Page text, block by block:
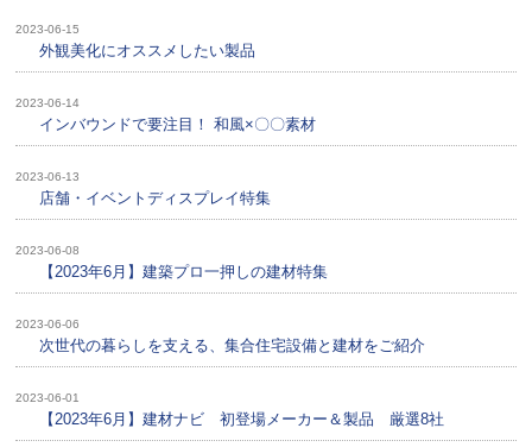
2023-06-15
外観美化にオススメしたい製品
2023-06-14
インバウンドで要注目！ 和風×〇〇素材
2023-06-13
店舗・イベントディスプレイ特集
2023-06-08
【2023年6月】建築プロ一押しの建材特集
2023-06-06
次世代の暮らしを支える、集合住宅設備と建材をご紹介
2023-06-01
【2023年6月】建材ナビ 初登場メーカー＆製品 厳選8社